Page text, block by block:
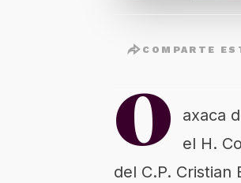
COMPARTE
O
axaca
el H.
del C.P.